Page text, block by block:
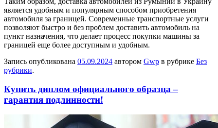
является удобным и популярным способом приобретения
автомобиля за границей. Современные транспортные услуги
позволяют быстро и без проблем доставить автомобиль на
пункт назначения, что делает процесс покупки машины за
границей еще более доступным и удобным.
Запись опубликована 05.09.2024 автором Gwp в рубрике Без
рубрики.
Купить диплом официального образца –
гарантия подлинности!